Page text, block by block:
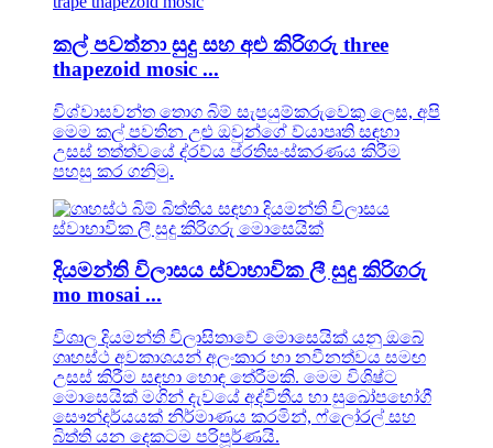
කල් පවත්නා සුදු සහ අළු කිරිගරු three
thapezoid mosic ...
විශ්වාසවන්ත තොග බිම් සැපයුම්කරුවෙකු ලෙස, අපි
මෙම කල් පවතින උළු ඔවුන්ගේ ව්යාපෘති සඳහා
උසස් තත්ත්වයේ ද්රව්ය ප්රතිසංස්කරණය කිරීම
පහසු කර ගනිමු.
දියමන්ති විලාසය ස්වාභාවික ලී සුදු කිරිගරු
mo mosai ...
විශාල දියමන්ති විලාසිතාවේ මොසෙයික් යනු ඔබේ
ගෘහස්ථ අවකාශයන් අලංකාර හා නවීනත්වය සමඟ
උසස් කිරීම සඳහා හොඳ තේරීමකි. මෙම විශිෂ්ට
මොසෙයික් මගින් දැවයේ අද්විතීය හා සුඛෝපභෝගී
සෞන්දර්යයක් නිර්මාණය කරමින්, ෆ්ලෝරල් සහ
බිත්ති යන දෙකටම පරිපූර්ණයි.